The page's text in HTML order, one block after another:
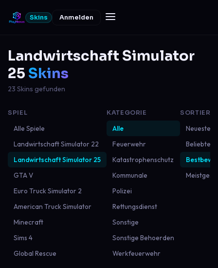
Skins Anmelden
Landwirtschaft Simulator
25 Skins
23 Skins gefunden
SPIEL
Alle Spiele
Landwirtschaft Simulator 22
Landwirtschaft Simulator 25
GTA V
Euro Truck Simulator 2
American Truck Simulator
Minecraft
Sims 4
Global Rescue
KATEGORIE
Alle
Feuerwehr
Katastrophenschutz
Kommunale
Polizei
Rettungsdienst
Sonstige
Sonstige Behoerden
Werkfeuerwehr
Neueste